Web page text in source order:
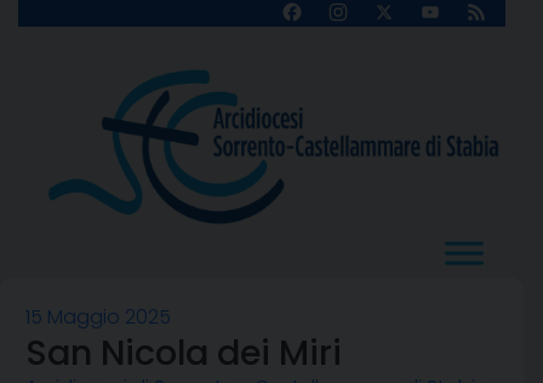
FacebookInstagram
X
YouTube
Feed
15 Maggio 2025
San Nicola dei Miri